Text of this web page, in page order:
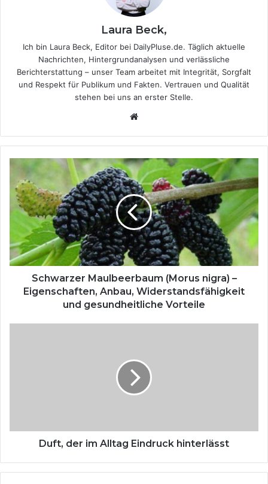
Laura Beck,
Ich bin Laura Beck, Editor bei DailyPluse.de. Täglich aktuelle
Nachrichten, Hintergrundanalysen und verlässliche
Berichterstattung – unser Team arbeitet mit Integrität, Sorgfalt
und Respekt für Publikum und Fakten. Vertrauen und Qualität
stehen bei uns an erster Stelle.
te
h
a
z
e
r
r
Schwarzer Maulbeerbaum (Morus nigra) –
Eigenschaften, Anbau, Widerstandsfähigkeit
und gesundheitliche Vorteile
i
Duft, der im Alltag Eindruck hinterlässt